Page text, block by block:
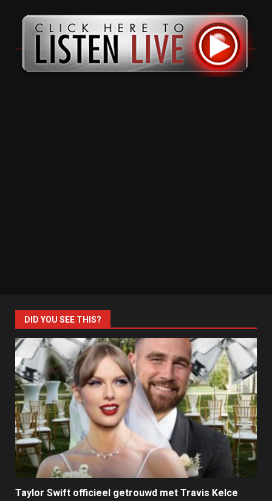
DID YOU SEE THIS?
Taylor Swift officieel getrouwd met Travis Kelce